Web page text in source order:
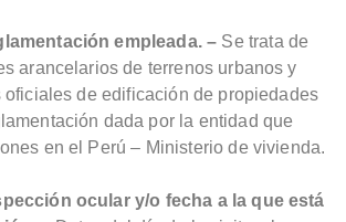
empleada. – Se trata de
arancelarios de terrenos urbanos y
de edificación de propiedades
dada por la entidad que
en el Perú – Ministerio de vivienda.
ocular y/o fecha a la que está